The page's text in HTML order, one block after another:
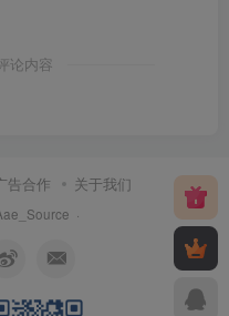
论内容
告合作 关于我们
·